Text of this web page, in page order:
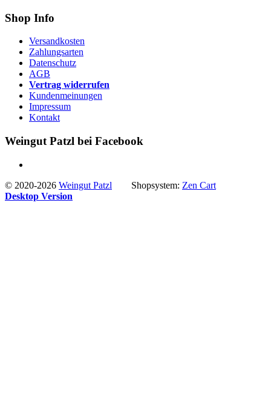
Shop Info
Versandkosten
Zahlungsarten
Datenschutz
AGB
Vertrag widerrufen
Kundenmeinungen
Impressum
Kontakt
Weingut Patzl bei Facebook
© 2020-2026 Weingut Patzl Shopsystem: Zen Cart
Desktop Version